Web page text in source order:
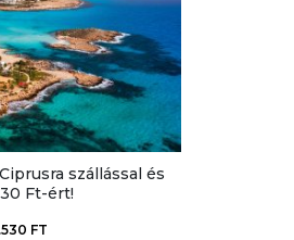
szállással és
Ft-ért!
FT